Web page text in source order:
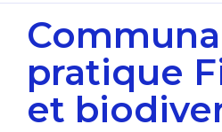
pratique
et